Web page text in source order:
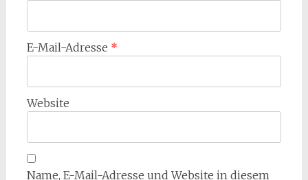
E-Mail-Adresse *
Website
Name, E-Mail-Adresse und Website in diesem